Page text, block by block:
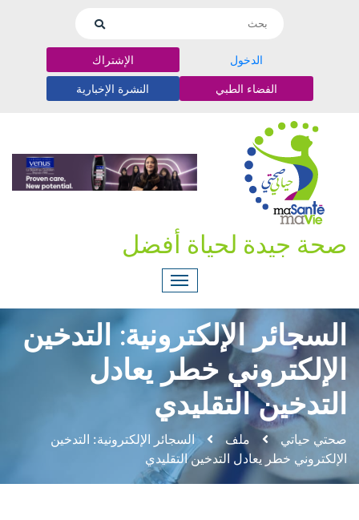
الدخول الإشتراك
الفضاء الطبي النشرة الإخبارية
صحة جيدة لحياة أفضل
السجائر الإلكترونية: التدخين
الإلكتروني خطر يعادل
التدخين التقليدي
صحتي حياتي ملف
السجائر الإلكترونية: التدخين
الإلكتروني خطر يعادل التدخين التقليدي